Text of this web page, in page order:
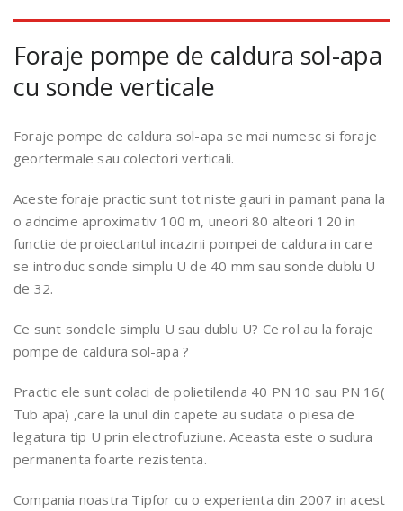
Foraje pompe de caldura sol-apa
cu sonde verticale
Foraje pompe de caldura sol-apa se mai numesc si foraje
geortermale sau colectori verticali.
Aceste foraje practic sunt tot niste gauri in pamant pana la
o adncime aproximativ 100 m, uneori 80 alteori 120 in
functie de proiectantul incazirii pompei de caldura in care
se introduc sonde simplu U de 40 mm sau sonde dublu U
de 32.
Ce sunt sondele simplu U sau dublu U? Ce rol au la foraje
pompe de caldura sol-apa ?
Practic ele sunt colaci de polietilenda 40 PN 10 sau PN 16(
Tub apa) ,care la unul din capete au sudata o piesa de
legatura tip U prin electrofuziune. Aceasta este o sudura
permanenta foarte rezistenta.
Compania noastra Tipfor cu o experienta din 2007 in acest